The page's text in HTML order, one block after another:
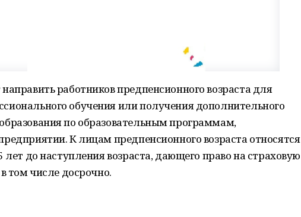
работников предпенсионного возраста для
обучения или получения дополнительного
по образовательным программам,
К лицам предпенсионного возраста относятся
лет до наступления возраста, дающего право на страховую
том числе досрочно.